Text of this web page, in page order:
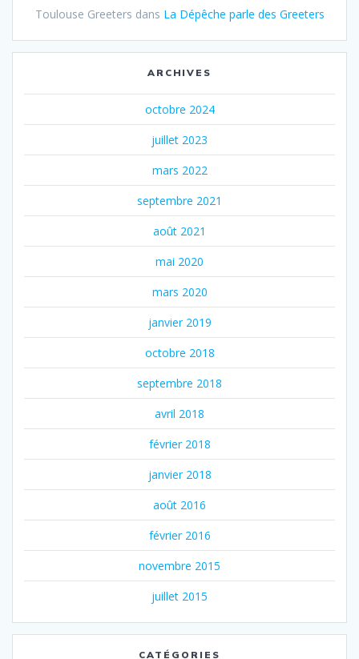
Toulouse Greeters dans La Dépêche parle des Greeters
ARCHIVES
octobre 2024
juillet 2023
mars 2022
septembre 2021
août 2021
mai 2020
mars 2020
janvier 2019
octobre 2018
septembre 2018
avril 2018
février 2018
janvier 2018
août 2016
février 2016
novembre 2015
juillet 2015
CATÉGORIES